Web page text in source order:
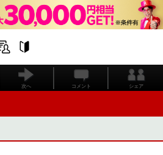
次へ コメント シェア